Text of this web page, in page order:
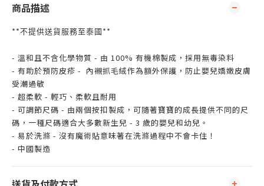
商品描述
**不提供送貨服務至泰國 **
- 溫和且不含化學物質 - 由 100% 有機棉製成，採用無毒染料
- 有助於預防皮疹 - 內襯抓毛絨作為額外保護，防止嬰兒嬌嫩皮膚
受潮過敏
- 超柔軟 - 輕巧、柔軟且耐用
- 可調節尺碼 - 由兩個按扣製成，可隨著寶寶的成長提供不同的尺
碼，一種尺碼適合大多數新生兒 - 3 歲的嬰兒和幼兒。
- 易於洗滌 - 沒有魔術貼意味著在洗滌過程中不會卡住！
- 中國製造